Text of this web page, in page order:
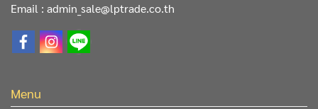
Email : admin_sale@lptrade.co.th
Menu